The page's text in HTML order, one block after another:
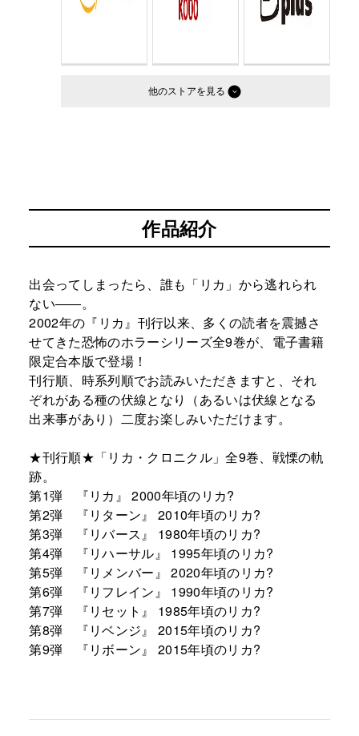
他のストア
作品紹介
出会ってしまったら、誰も「リカ」から逃れられ
ない――。
2002年の『リカ』刊行以来、多くの読者を震撼さ
せてきた恐怖のホラーシリーズ全9巻が、電子書籍
限定合本版で登場！
刊行順、時系列順でお読みいただきますと、それ
ぞれがある種の伏線となり（あるいは伏線となる
出来事があり）二度お楽しみいただけます。
★刊行順★「リカ・クロニクル」全9巻、戦慄の軌
跡。
第1弾 『リカ』 2000年頃のリカ?
第2弾 『リターン』 2010年頃のリカ?
第3弾 『リバース』 1980年頃のリカ?
第4弾 『リハーサル』 1995年頃のリカ?
第5弾 『リメンバー』 2020年頃のリカ?
第6弾 『リフレイン』 1990年頃のリカ?
第7弾 『リセット』 1985年頃のリカ?
第8弾 『リベンジ』 2015年頃のリカ?
第9弾 『リボーン』 2015年頃のリカ?